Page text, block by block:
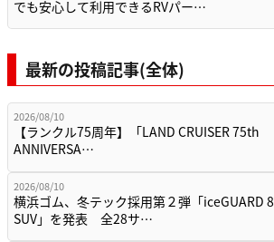
でも安心して利用できるRVパー…
最新の投稿記事(全体)
2026/08/10
【ランクル75周年】「LAND CRUISER 75th
ANNIVERSA…
2026/08/10
横浜ゴム、冬テック採用第２弾「iceGUARD 8
SUV」を発表 全28サ…